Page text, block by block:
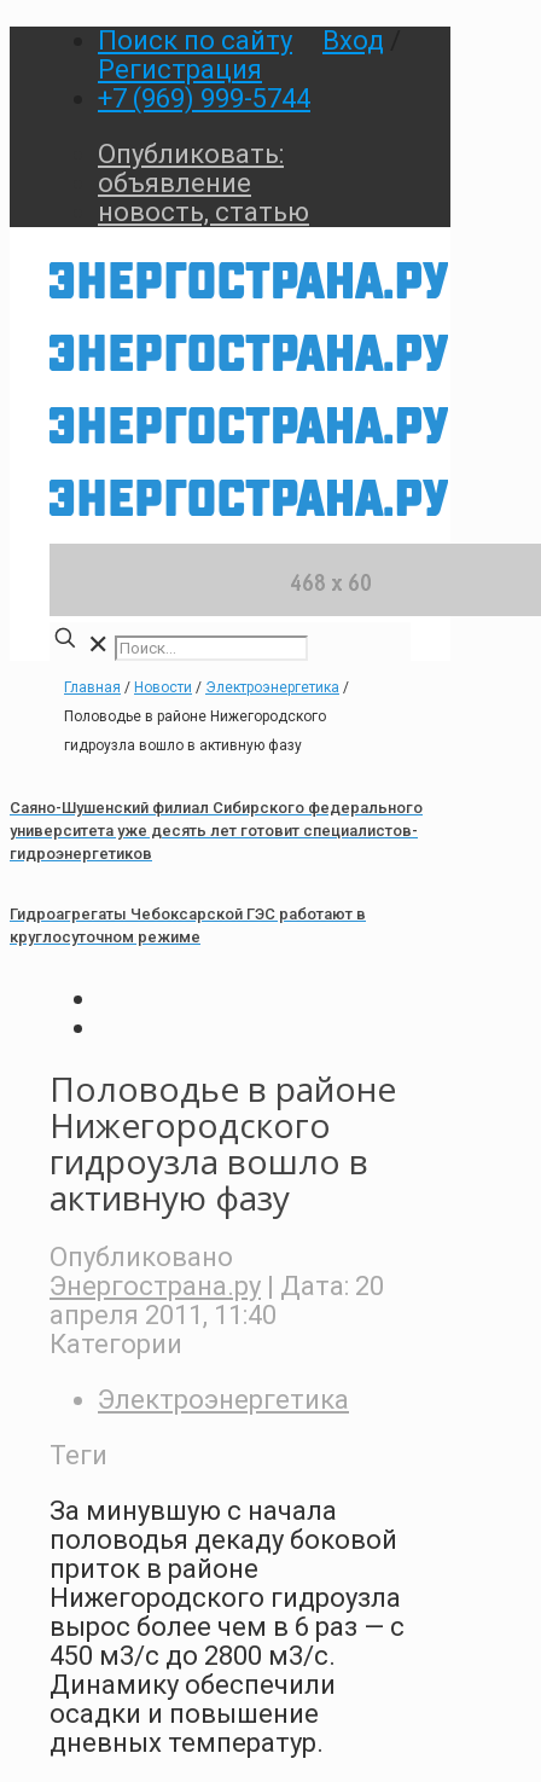
Поиск по сайту Вход
Регистрация
+7 (969) 999-5744
Опубликовать:
объявление
новость, статью
✕
Главная / Новости / Электроэнергетика /
Половодье в районе Нижегородского
гидроузла вошло в активную фазу
Саяно-Шушенский филиал Сибирского федерального
университета уже десять лет готовит специалистов-
гидроэнергетиков
Гидроагрегаты Чебоксарской ГЭС работают в
круглосуточном режиме
Половодье в районе
Нижегородского
гидроузла вошло в
активную фазу
Опубликовано
Энергострана.ру
| Дата: 20
апреля 2011, 11:40
Категории
Электроэнергетика
Теги
За минувшую с начала
половодья декаду боковой
приток в районе
Нижегородского гидроузла
вырос более чем в 6 раз — с
450 м3/с до 2800 м3/с.
Динамику обеспечили
осадки и повышение
дневных температур.